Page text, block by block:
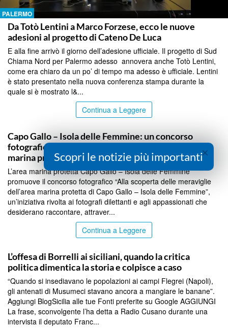
PALERMO
Da Totò Lentini a Marco Forzese, ecco le nuove
adesioni al progetto di Cateno De Luca
E alla fine arrivò il giorno dell’adesione ufficiale. Il progetto di Sud
Chiama Nord per Palermo adesso annovera anche Totò Lentini,
come era chiaro da un po’ di tempo ma adesso è ufficiale. Lentini
è stato presentato nella nuova conferenza stampa durante la
quale si è mostrato l&...
Continua a Leggere
Capo Gallo – Isola delle Femmine: un concorso
fotografico per raccontare le meraviglie dell’area
marina protetta
L’area marina protetta Capo Gallo – Isola delle Femmine
promuove il concorso fotografico “Alla scoperta delle meraviglie
dell’area marina protetta di Capo Gallo – Isola delle Femmine”,
un’iniziativa rivolta ai fotografi dilettanti e agli appassionati che
desiderano raccontare, attraver...
Continua a Leggere
L’offesa di Borrelli ai siciliani, quando la critica
politica dimentica la storia e colpisce a caso
“Quando si insediavano le popolazioni ai campi Flegrei (Napoli),
gli antenati di Musumeci stavano ancora a mangiare le banane”.
Aggiungi BlogSicilia alle tue Fonti preferite su Google AGGIUNGI
La frase, sconvolgente l’ha detta a Radio Cusano durante una
intervista il deputato Franc...
×
Scopri le notizie più importanti